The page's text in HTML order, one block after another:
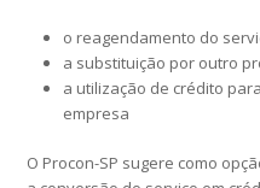
o reagendamento do
a substituição por outro
a utilização de crédito
empresa
O Procon-SP sugere como